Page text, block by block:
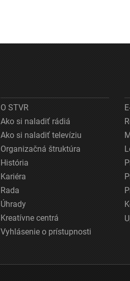
O STVR
Ako si naladiť rádiá
Ako si naladiť televíziu
Organizačná štruktúra
História
Kariéra
Rada
Úhrady
Kreatívne centrá
Vyhlásenie o prístupnosti